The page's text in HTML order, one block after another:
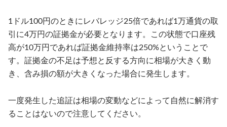
1ドル100円のときにレバレッジ25倍であれば1万通貨の取
引に4万円の証拠金が必要となります。この状態で口座残
高が10万円であれば証拠金維持率は250%ということで
す。証拠金の不足は予想と反する方向に相場が大きく動
き、含み損の額が大きくなった場合に発生します。
一度発生した追証は相場の変動などによって自然に解消す
ることはないので注意してください。